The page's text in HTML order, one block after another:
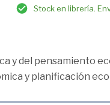
Stock en librería.
y del pensamiento
y planificación